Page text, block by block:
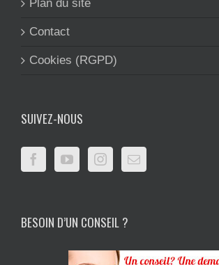
Plan du site
Contact
Cookies (RGPD)
SUIVEZ-NOUS
BESOIN D’UN CONSEIL ?